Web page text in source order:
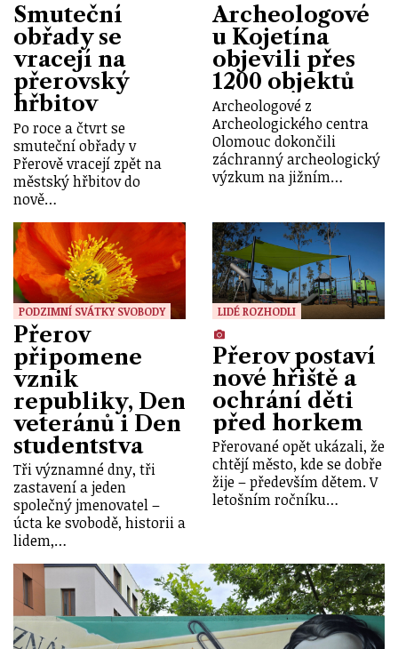
Smuteční
obřady se
vracejí na
přerovský
hřbitov
Po roce a čtvrt se
smuteční obřady v
Přerově vracejí zpět na
městský hřbitov do
nově…
Archeologové
u Kojetína
objevili přes
1200 objektů
Archeologové z
Archeologického centra
Olomouc dokončili
záchranný archeologický
výzkum na jižním…
PODZIMNÍ SVÁTKY SVOBODY
Přerov
připomene
vznik
republiky, Den
veteránů i Den
studentstva
Tři významné dny, tři
zastavení a jeden
společný jmenovatel –
úcta ke svobodě, historii a
lidem,…
LIDÉ ROZHODLI
Přerov postaví
nové hřiště a
ochrání děti
před horkem
Přerované opět ukázali, že
chtějí město, kde se dobře
žije – především dětem. V
letošním ročníku…